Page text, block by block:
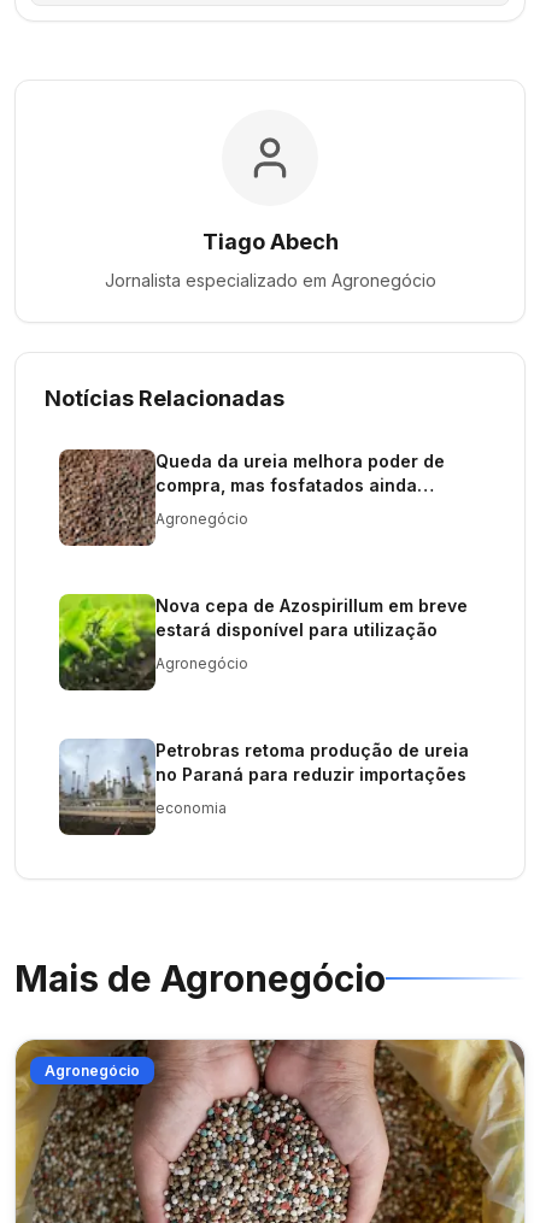
Tiago Abech
Jornalista especializado em Agronegócio
Notícias Relacionadas
Queda da ureia melhora poder de
compra, mas fosfatados ainda
preocupam
Agronegócio
Nova cepa de Azospirillum em breve
estará disponível para utilização
Agronegócio
Petrobras retoma produção de ureia
no Paraná para reduzir importações
economia
Mais de Agronegócio
Agronegócio